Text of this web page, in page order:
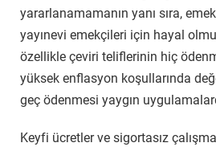
yararlanamamanın yanı sıra,
yayınevi emekçileri için hayal
özellikle çeviri teliflerinin hiç
yüksek enflasyon koşullarında
geç ödenmesi yaygın
Keyfi ücretler ve sigortasız